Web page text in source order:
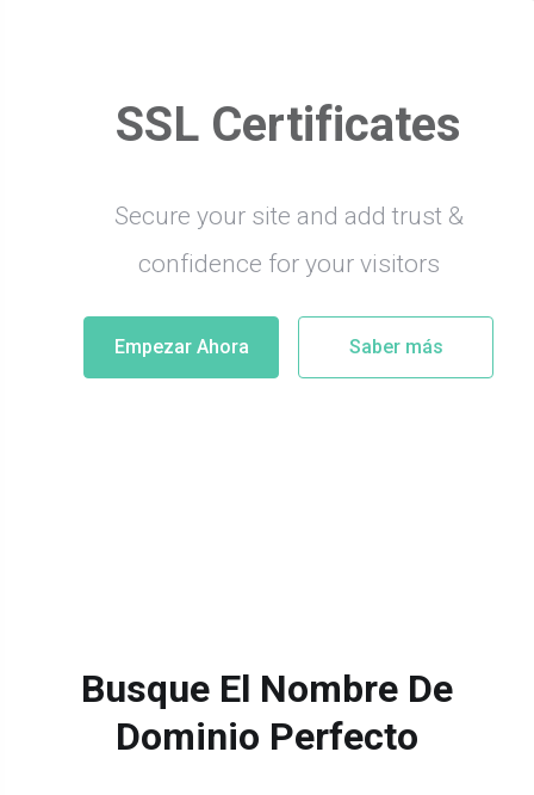
Ratin Wordpress
business start less
Ratin Wordpress Hosting Powered by
Busque El Nombre De
Dominio Perfecto